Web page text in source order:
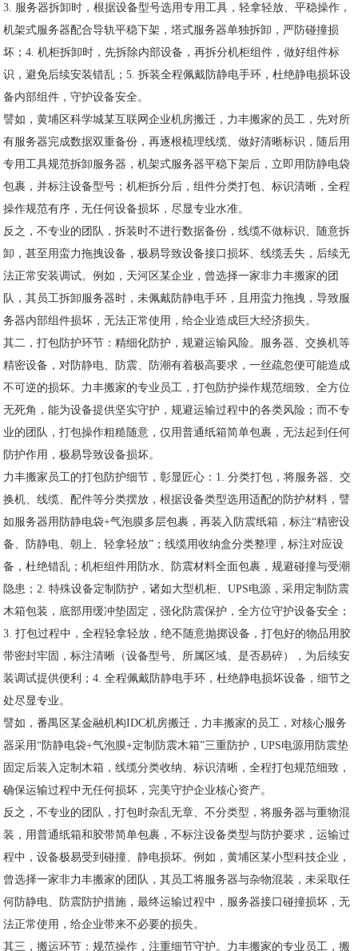
3. 服务器拆卸时，根据设备型号选用专用工具，轻拿轻放、平稳操作，
机架式服务器配合导轨平稳下架，塔式服务器单独拆卸，严防碰撞损
坏；4. 机柜拆卸时，先拆除内部设备，再拆分机柜组件，做好组件标
识，避免后续安装错乱；5. 拆装全程佩戴防静电手环，杜绝静电损坏设
备内部组件，守护设备安全。
譬如，黄埔区科学城某互联网企业机房搬迁，力丰搬家的员工，先对所
有服务器完成数据双重备份，再逐根梳理线缆、做好清晰标识，随后用
专用工具规范拆卸服务器，机架式服务器平稳下架后，立即用防静电袋
包裹，并标注设备型号；机柜拆分后，组件分类打包、标识清晰，全程
操作规范有序，无任何设备损坏，尽显专业水准。
反之，不专业的团队，拆装时不进行数据备份，线缆不做标识、随意拆
卸，甚至用蛮力拖拽设备，极易导致设备接口损坏、线缆丢失，后续无
法正常安装调试。例如，天河区某企业，曾选择一家非力丰搬家的团
队，其员工拆卸服务器时，未佩戴防静电手环，且用蛮力拖拽，导致服
务器内部组件损坏，无法正常使用，给企业造成巨大经济损失。
其二，打包防护环节：精细化防护，规避运输风险。服务器、交换机等
精密设备，对防静电、防震、防潮有着极高要求，一丝疏忽便可能造成
不可逆的损坏。力丰搬家的专业员工，打包防护操作规范细致、全方位
无死角，能为设备提供坚实守护，规避运输过程中的各类风险；而不专
业的团队，打包操作粗糙随意，仅用普通纸箱简单包裹，无法起到任何
防护作用，极易导致设备损坏。
力丰搬家员工的打包防护细节，彰显匠心：1. 分类打包，将服务器、交
换机、线缆、配件等分类摆放，根据设备类型选用适配的防护材料，譬
如服务器用防静电袋+气泡膜多层包裹，再装入防震纸箱，标注“精密设
备、防静电、朝上、轻拿轻放”；线缆用收纳盒分类整理，标注对应设
备，杜绝错乱；机柜组件用防水、防震材料全面包裹，规避碰撞与受潮
隐患；2. 特殊设备定制防护，诸如大型机柜、UPS电源，采用定制防震
木箱包装，底部用缓冲垫固定，强化防震保护，全方位守护设备安全；
3. 打包过程中，全程轻拿轻放，绝不随意抛掷设备，打包好的物品用胶
带密封牢固，标注清晰（设备型号、所属区域、是否易碎），为后续安
装调试提供便利；4. 全程佩戴防静电手环，杜绝静电损坏设备，细节之
处尽显专业。
譬如，番禺区某金融机构IDC机房搬迁，力丰搬家的员工，对核心服务
器采用“防静电袋+气泡膜+定制防震木箱”三重防护，UPS电源用防震垫
固定后装入定制木箱，线缆分类收纳、标识清晰，全程打包规范细致，
确保运输过程中无任何损坏，完美守护企业核心资产。
反之，不专业的团队，打包时杂乱无章、不分类型，将服务器与重物混
装，用普通纸箱和胶带简单包裹，不标注设备类型与防护要求，运输过
程中，设备极易受到碰撞、静电损坏。例如，黄埔区某小型科技企业，
曾选择一家非力丰搬家的团队，其员工将服务器与杂物混装，未采取任
何防静电、防震防护措施，最终运输过程中，服务器接口碰撞损坏，无
法正常使用，给企业带来不必要的损失。
其三，搬运环节：规范操作，注重细节守护。力丰搬家的专业员工，搬